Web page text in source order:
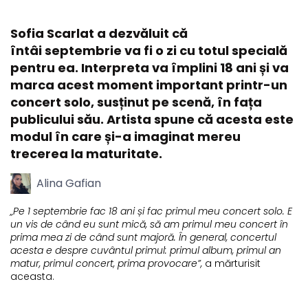
Sofia Scarlat a dezvăluit că
întâi septembrie va fi o zi cu totul specială
pentru ea. Interpreta va împlini 18 ani și va
marca acest moment important printr-un
concert solo, susținut pe scenă, în fața
publicului său. Artista spune că acesta este
modul în care și-a imaginat mereu
trecerea la maturitate.
Alina Gafian
„Pe 1 septembrie fac 18 ani și fac primul meu concert solo. E
un vis de când eu sunt mică, să am primul meu concert în
prima mea zi de când sunt majoră. În general, concertul
acesta e despre cuvântul primul: primul album, primul an
matur, primul concert, prima provocare”, a mărturisit
aceasta.